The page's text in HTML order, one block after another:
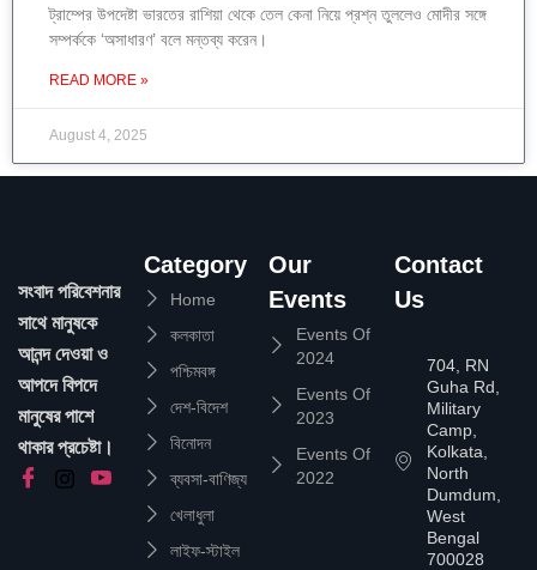
ট্রাম্পের উপদেষ্টা ভারতের রাশিয়া থেকে তেল কেনা নিয়ে প্রশ্ন তুললেও মোদীর সঙ্গে
সম্পর্ককে ‘অসাধারণ’ বলে মন্তব্য করেন।
READ MORE »
August 4, 2025
সংবাদ পরিবেশনার
সাথে মানুষকে
আনন্দ দেওয়া ও
আপদে বিপদে
মানুষের পাশে
থাকার প্রচেষ্টা।
Category
Home
কলকাতা
পশ্চিমবঙ্গ
দেশ-বিদেশ
বিনোদন
ব্যবসা-বাণিজ্য
খেলাধুলা
লাইফ-স্টাইল
Our
Events
Events Of
2024
Events Of
2023
Events Of
2022
Contact
Us
704, RN
Guha Rd,
Military
Camp,
Kolkata,
North
Dumdum,
West
Bengal
700028